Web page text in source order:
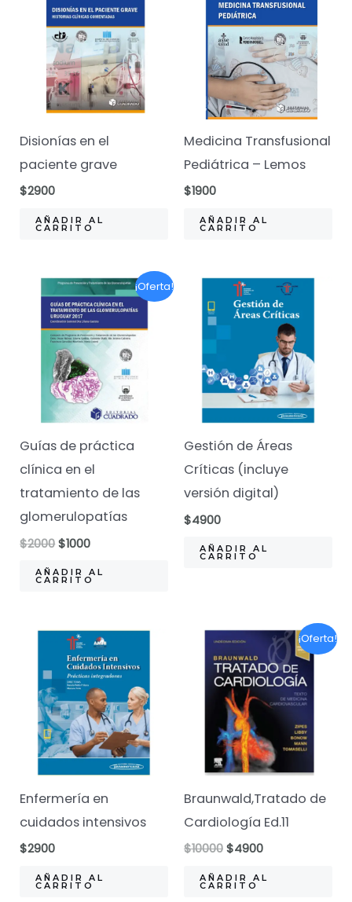
Disionías en el
paciente grave
$2900
AÑADIR AL
CARRITO
Medicina Transfusional
Pediátrica – Lemos
$1900
AÑADIR AL
CARRITO
¡Oferta!
Guías de práctica
clínica en el
tratamiento de las
glomerulopatías
$2000El
original
era:
$1000El
actual
es:
AÑADIR AL
CARRITO
Gestión de Áreas
Críticas (incluye
versión digital)
$4900
AÑADIR AL
CARRITO
Enfermería en
cuidados intensivos
$2900
AÑADIR AL
CARRITO
¡Oferta!
Braunwald,Tratado de
Cardiología Ed.11
$10000El
original
era:
$4900El
actual
AÑADIR AL
CARRITO